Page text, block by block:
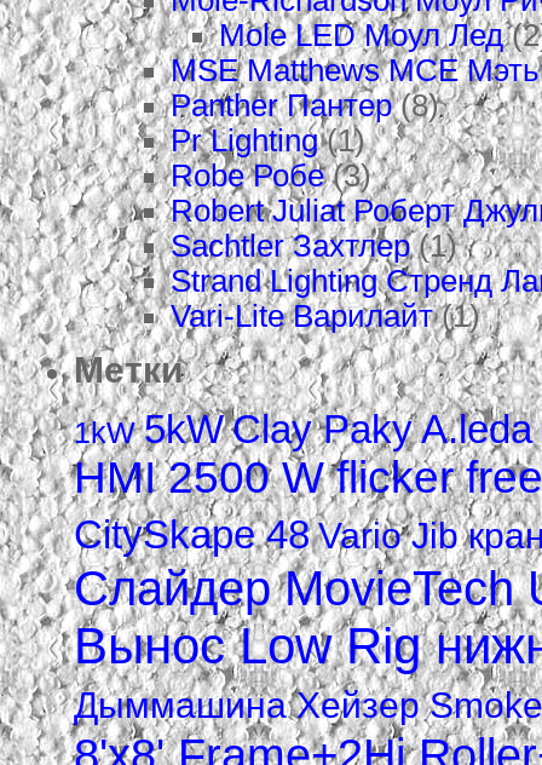
Mole LED Моул Лед
MSE Matthews МСЕ
Panther Пантер(8)
Pr Lighting(1)
Robe Робе(3)
Robert Juliat Роберт
Sachtler Захтлер(1)
Strand Lighting Стренд
Vari-Lite Варилайт(1)
Метки
1kW 5kWClay Paky
HMI 2500 W flicker free
CitySkape 48 Vario Jib
Слайдер MovieTech
Вынос Low Rig
Дыммашина Xейзер